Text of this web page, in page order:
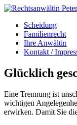
Scheidung
Familienrecht
Ihre Anwältin
Kontakt /
Glücklich
Eine Trennung ist
wichtigen
erwirken. Damit Sie